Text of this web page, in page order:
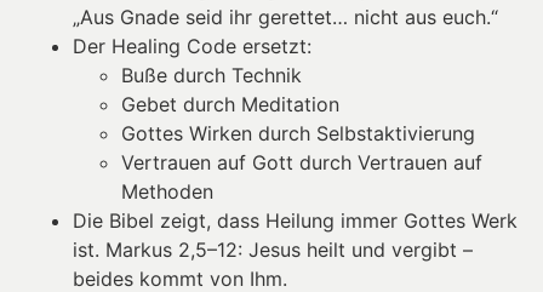
„Aus Gnade seid ihr gerettet… nicht aus euch.“
Der Healing Code ersetzt:
Buße durch Technik
Gebet durch Meditation
Gottes Wirken durch Selbstaktivierung
Vertrauen auf Gott durch Vertrauen auf
Methoden
Die Bibel zeigt, dass Heilung immer Gottes Werk
ist. Markus 2,5–12: Jesus heilt und vergibt –
beides kommt von Ihm.